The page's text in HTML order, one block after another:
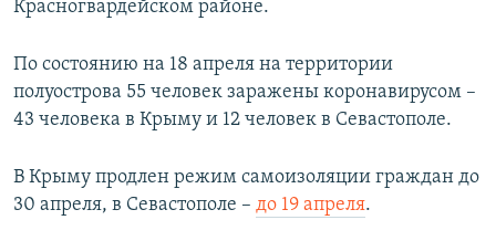
Красногвардейском районе.
По состоянию на 18 апреля на территории
полуострова 55 человек заражены коронавирусом –
43 человека в Крыму и 12 человек в Севастополе.
В Крыму продлен режим самоизоляции граждан до
30 апреля, в Севастополе – до 19 апреля.